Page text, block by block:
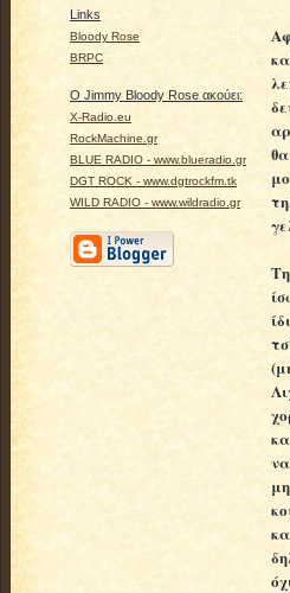
Links
Bloody Rose
BRPC
Ο Jimmy Bloody Rose ακούει:
X-Radio.eu
RockMachine.gr
BLUE RADIO - www.blueradio.gr
DGT ROCK - www.dgtrockfm.tk
WILD RADIO - www.wildradio.gr